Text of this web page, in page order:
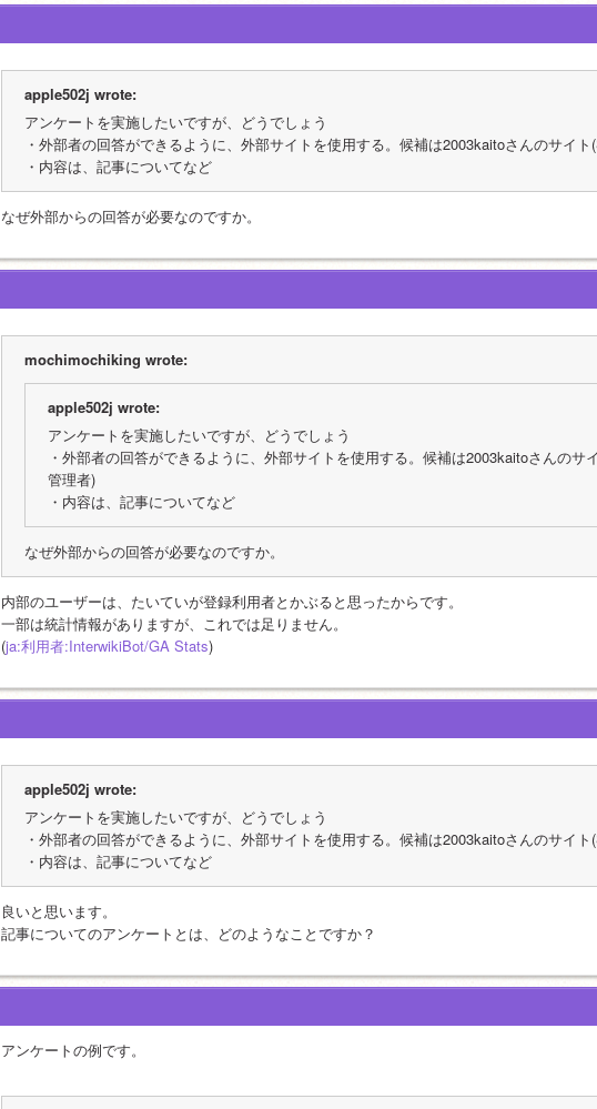
apple502j wrote:
アンケートを実施したいですが、どうでしょう
・外部者の回答ができるように、外部サイトを使用する。候補は2003kaitoさんのサイ
・内容は、記事についてなど
なぜ外部からの回答が必要なのですか。
mochimochiking wrote:
apple502j wrote:
アンケートを実施したいですが、どうでしょう
・外部者の回答ができるように、外部サイトを使用する。候補は2003kaitoさんのサ
管理者)
・内容は、記事についてなど
なぜ外部からの回答が必要なのですか。
内部のユーザーは、たいていが登録利用者とかぶると思ったからです。
一部は統計情報がありますが、これでは足りません。
(ja:利用者:InterwikiBot/GA Stats)
apple502j wrote:
アンケートを実施したいですが、どうでしょう
・外部者の回答ができるように、外部サイトを使用する。候補は2003kaitoさんのサイ
・内容は、記事についてなど
良いと思います。
記事についてのアンケートとは、どのようなことですか？
アンケートの例です。